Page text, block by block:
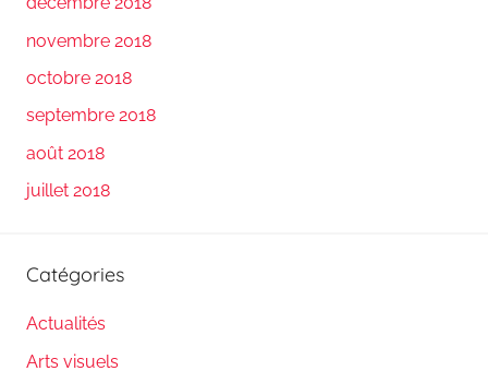
novembre 2018
octobre 2018
septembre 2018
août 2018
juillet 2018
Catégories
Actualités
Arts visuels